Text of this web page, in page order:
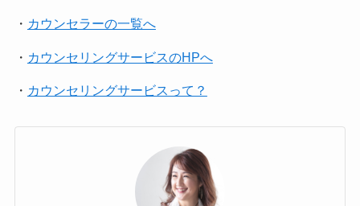
・ カウンセラーの一覧へ
・ カウンセリングサービスのHPへ
・ カウンセリングサービスって？